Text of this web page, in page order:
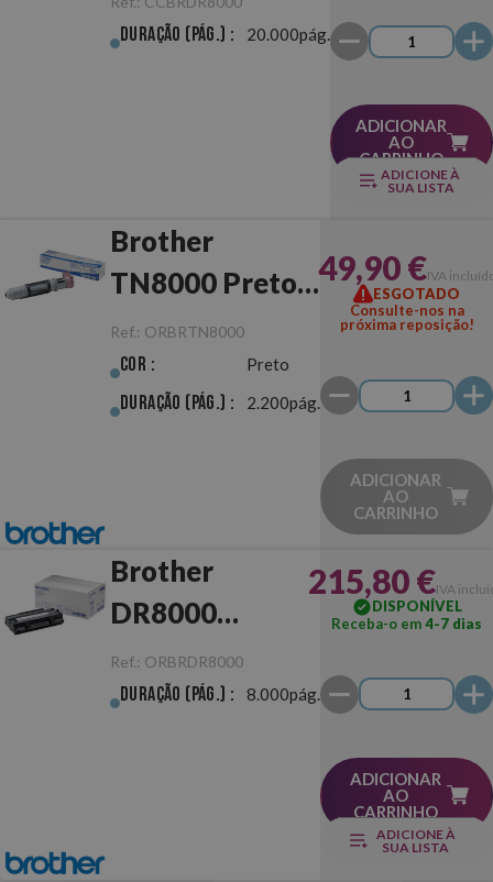
Duração (pág.) : 20.000pág.
ADICIONAR
AO
CARRINHO
ADICIONE À
SUA LISTA
Brother
TN8000 Preto
Original
Ref.: ORBRTN8000
Cor : Preto
Duração (pág.) : 2.200pág.
49,90 €IVA
ESGOTADO
Consulte-nos na
próxima reposição!
ADICIONAR
AO
CARRINHO
Brother
DR8000
Tambor
Original
Ref.: ORBRDR8000
Duração (pág.) : 8.000pág.
215,80 €IVA
DISPONÍVEL
Receba-o em4-7 dias
ADICIONAR
AO
CARRINHO
ADICIONE À
SUA LISTA